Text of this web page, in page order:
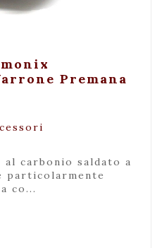
Visualizza
Premana
particolarmente
co...